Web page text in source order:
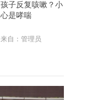
孩子反复咳嗽？小
心是哮喘
来自：管理员